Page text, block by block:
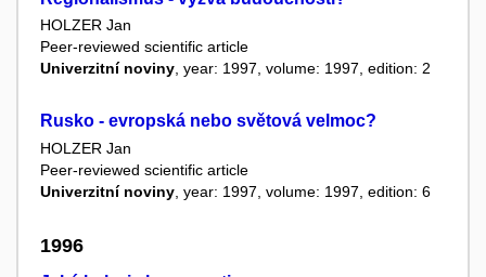
HOLZER Jan
Peer-reviewed scientific article
Univerzitní noviny, year: 1997, volume: 1997, edition: 2
Rusko - evropská nebo světová velmoc?
HOLZER Jan
Peer-reviewed scientific article
Univerzitní noviny , year: 1997, volume: 1997, edition: 6
1996